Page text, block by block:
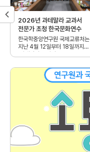
2026년 과테말라 교과서
전문가 초청 한국문화연수
한국학중앙연구원 국제교류처는
지난 4월 12일부터 18일까지